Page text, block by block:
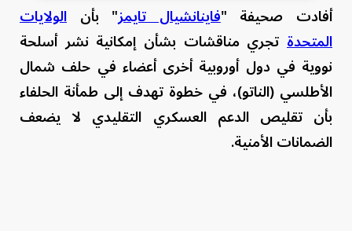
أفادت صحيفة "فاينانشيال تايمز" بأن الولايات
المتحدة تجري مناقشات بشأن إمكانية نشر أسلحة
نووية في دول أوروبية أخرى أعضاء في حلف شمال
الأطلسي (الناتو)، في خطوة تهدف إلى طمأنة الحلفاء
بأن تقليص الدعم العسكري التقليدي لا يضعف
الضمانات الأمنية.